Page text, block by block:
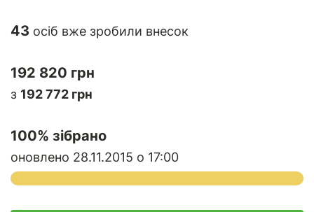
43 осіб вже зробили внесок
192 820 грн
з 192 772 грн
100% зібрано
оновлено 28.11.2015 о 17:00